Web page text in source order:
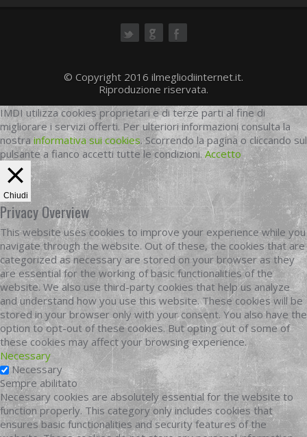
© Copyright 2016 ilmegliodiinternet.it.
Riproduzione riservata.
IMDI utilizza cookies proprietari e di terze parti al fine di
migliorare i servizi offerti. Per ulteriori informazioni consulta la
nostrainformativa sui cookies. Scorrendo la pagina o cliccando sul
pulsante a fianco accetti tutte le condizioni.Accetto
Chiudi
Privacy Overview
This website uses cookies to improve your experience while you
navigate through the website. Out of these, the cookies that are
categorized as necessary are stored on your browser as they
are essential for the working of basic functionalities of the
website. We also use third-party cookies that help us analyze
and understand how you use this website. These cookies will be
stored in your browser only with your consent. You also have the
option to opt-out of these cookies. But opting out of some of
these cookies may affect your browsing experience.
Necessary
Necessary
Sempre abilitato
Necessary cookies are absolutely essential for the website to
function properly. This category only includes cookies that
ensures basic functionalities and security features of the